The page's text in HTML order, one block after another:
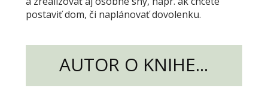
postaviť dom, či naplánovať dovolenku.
AUTOR O KNIHE...